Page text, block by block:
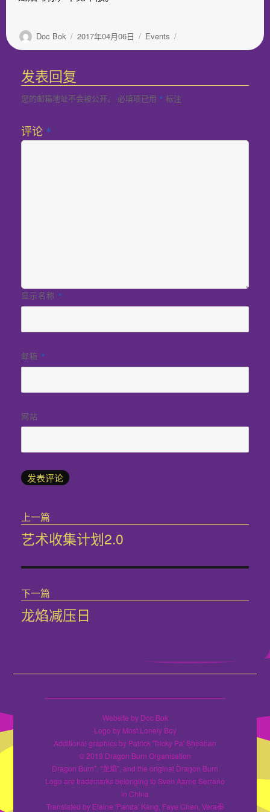
作
者
Doc Bok
发
布
2017年04月06日
分
类
Events
发表回复
您的邮箱地址不会被公开。 必填项已用 * 标注
评论 *
显示名称 *
邮箱 *
网站
章
上一篇
上
文
章：
艺术收集计划2.0​
下一篇
下
龙焰减压日
Website by Doc Bok
Logo by Most Lonely Boy
Additional graphics by Patrick 'Tricky Pa' Sheahan
© 2019 Dragon Burn Organisation
Dragon Burn", "龙焰", and the original Dragon Burn
Logo are trademarks belonging to Sven Aarne Serrano
in China
Translated by Elaine 'Panda' Kang, Faye Chen, Vera秦